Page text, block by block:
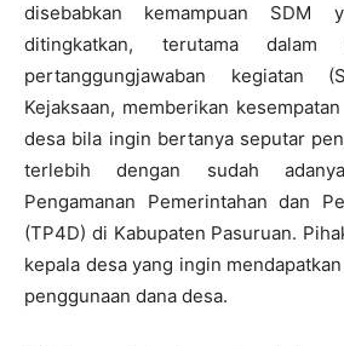
disebabkan kemampuan SDM
ditingkatkan, terutama dalam
pertanggungjawaban kegiatan
Kejaksaan, memberikan
desa bila ingin bertanya seputar
terlebih dengan sudah
Pengamanan Pemerintahan dan
(TP4D) di Kabupaten Pasuruan.
kepala desa yang ingin
penggunaan dana desa.